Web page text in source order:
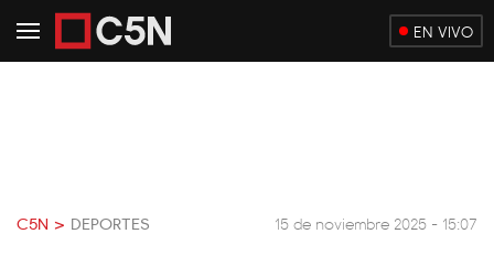
EN VIVO
C5N > DEPORTES 15 de noviembre 2025 - 15:07